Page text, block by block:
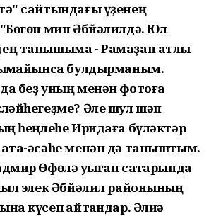
сайтындағы үҙенең
мин Әбйәлилдә. Юл
танышыма - Рамаҙан атлы
булдырманым.
беҙ уның менән фотоға
Әле шул шәп
һеңлеһе Иридаға бүләктәр
әсәһе менән дә таныштым.
Өфөлә уҡыған саҡтарында
элек Әбйәлил районының
күсеп ҡайтҡандар. Әлиә